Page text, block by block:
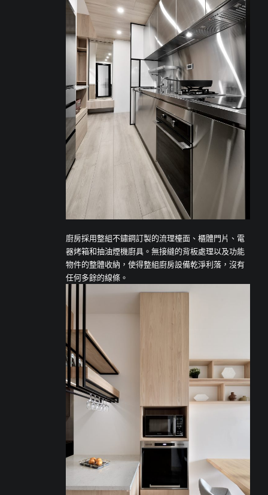
廚房採用整組不鏽鋼訂製的流理檯面、櫃體門片、電
器烤箱和抽油煙機廚具。無接縫的背板處理以及功能
物件的整體收納，使得整組廚房設備乾淨利落，沒有
任何多餘的線條。